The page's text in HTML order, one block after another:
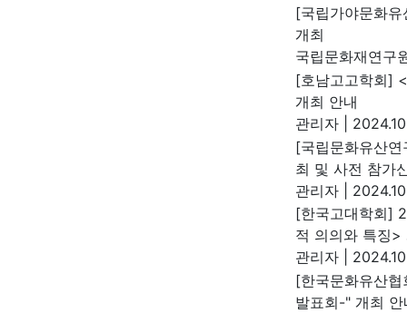
[국립가야문화
개최
국립문화재연구
[호남고고학회]
개최 안내
관리자
[국립문화유산
최 및 사전 참가
관리자
[한국고대학회]
적 의의와 특징>
관리자
[한국문화유산
발표회-" 개최 안